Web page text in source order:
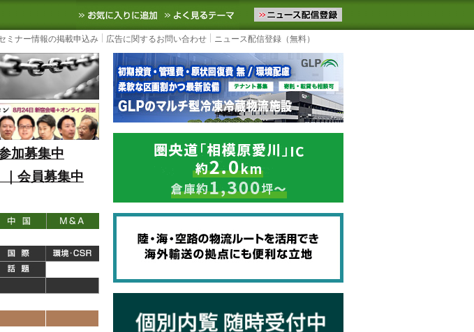
イト
SCMなど国内外の最新の物流ニュースをお届けします。物流ニュースメール配信を登録す
お気に入りに追加 よく見るテーマ
ミナー情報の掲載申込み 広告に関するお問い合わせ ニュース配信登録（無料）
加募集中
会員募集中